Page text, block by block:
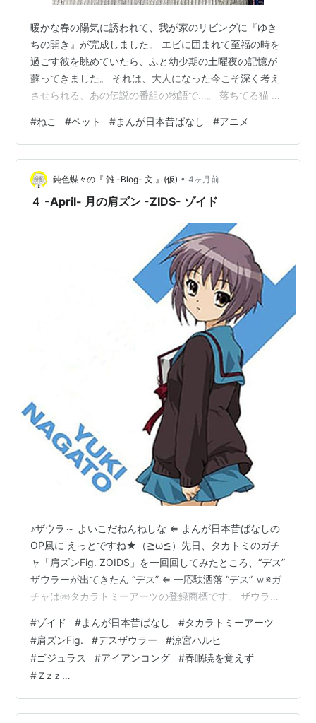
第二期の末期は裏番組
で放送されていたテレビ朝日系
列のアニメ「美少女戦士セーラームーン」 シリーズに苦
戦していた。そして、TBSテレビでは土曜の朝7時から
に放送時間が移ってしまった。
のエンディングが使われた
暖かな春の陽気に誘われて、我が家のリビングに『ゆき
ちの開き』が完成しました。 エビに囲まれて至福の時を
過ごす彼を眺めていたら、ふと幼少期の土曜夜の記憶が
蘇ってきました。 それは、大人になった今こそ深く考え
させられる、あの伝説の番組の物語で…。 落ちてる猫 落
蹴りぐるみのエビに囲まれて幸せそうです。 尻尾をゆっ
くりパタンパタンさせてご機嫌ですね。 寝返りですか？
しかし平べったいですね。 だらしない、実にだらしな
い。 骨格の問題でしょうか、魁くんはヘソ天ができませ
ん。背中を中心にすると左右どっちかに転がっちゃいま
#ねこ #ペット #まんが日本昔ばなし #アニメ
鈍色蝶々の『 雑 -Blog- 文 』(仮) • 4ヶ月前
４ -April- 月の肩ズン -ZIDS- ゾイド
♪ザウラ～ よいこだねんねしな ⇐ まんが日本昔ばなしの
OP風に えっとですね★（≧ω≦）先日、タカトミのガチ
ャ「肩ズンFig. ZOIDS」を一回回してみたところ、“デス”
ザウラーが出てきたん “デス” ⇐ 一応駄洒落 “デス” ｗ※ガ
チャは㈱タカラトミーアーツの登録商標です。 ザウラー
せっかくだから、枕を抱えさせてあげました❤ ＆ 寝姿を
ブログにあげました❤ ・ いやぁ、世に言う『 春眠暁を
覚えず 』とはまさしくこの事かＺzｚ… ちなみに、デス
ザウラーが抱えている枕は、バンナムのガシャポン「HG
涼宮ハルヒ」シリーズの付属品と記憶しています…
#ゾイド #まんが日本昔ばなし #タカラトミーアーツ
#肩ズンFig. #デスザウラー #涼宮ハルヒ
#ゴジュラス #アイアンコング #春眠暁を覚えず
#Ｚzｚ…